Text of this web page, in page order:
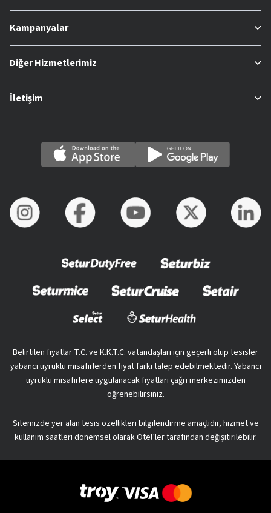
Kampanyalar
Diğer Hizmetlerimiz
İletişim
Belirtilen fiyatlar T.C. ve K.K.T.C. vatandaşları için geçerli olup tesisler
yabancı uyruklu misafirlerden fiyat farkı talep edebilmektedir. Yabancı
uyruklu misafirlere uygulanacak fiyatları çağrı merkezimizden
öğrenebilirsiniz.
Sitemizde yer alan tesis özellikleri bilgilendirme amaçlıdır, hizmet ve
kullanım saatleri dönemsel olarak Otel’ler tarafından değişitirilebilir.